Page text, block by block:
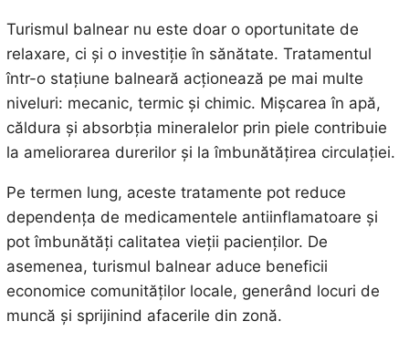
Turismul balnear nu este doar o oportunitate de
relaxare, ci și o investiție în sănătate. Tratamentul
într-o stațiune balneară acționează pe mai multe
niveluri: mecanic, termic și chimic. Mișcarea în apă,
căldura și absorbția mineralelor prin piele contribuie
la ameliorarea durerilor și la îmbunătățirea circulației.
Pe termen lung, aceste tratamente pot reduce
dependența de medicamentele antiinflamatoare și
pot îmbunătăți calitatea vieții pacienților. De
asemenea, turismul balnear aduce beneficii
economice comunităților locale, generând locuri de
muncă și sprijinind afacerile din zonă.